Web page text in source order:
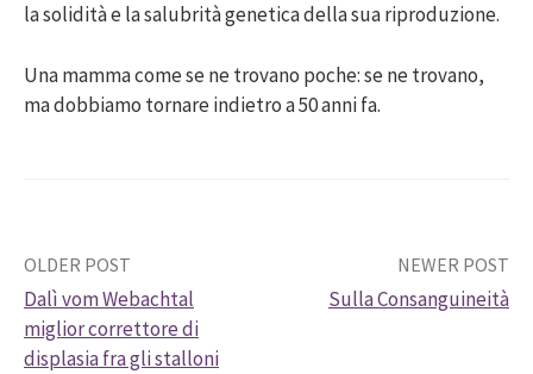
la solidità e la salubrità genetica della sua riproduzione.
Una mamma come se ne trovano poche: se ne trovano,
ma dobbiamo tornare indietro a 50 anni fa.
Post
navigation
OLDER POST
Dalì vom Webachtal
miglior correttore di
displasia fra gli stalloni
NEWER POST
Sulla Consanguineità